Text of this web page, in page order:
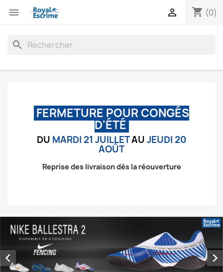
 shopping_cart (0)

search
FERMETURE POUR CONGÉS
D'ÉTÉ
DU MARDI 21 JUILLETAU JEUDI 20
AOÛT
Reprise des livraison dès la réouverture
 